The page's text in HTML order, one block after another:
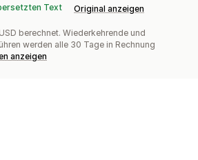
Text Original anzeigen
berechnet. Wiederkehrende und
werden alle 30 Tage in Rechnung
anzeigen